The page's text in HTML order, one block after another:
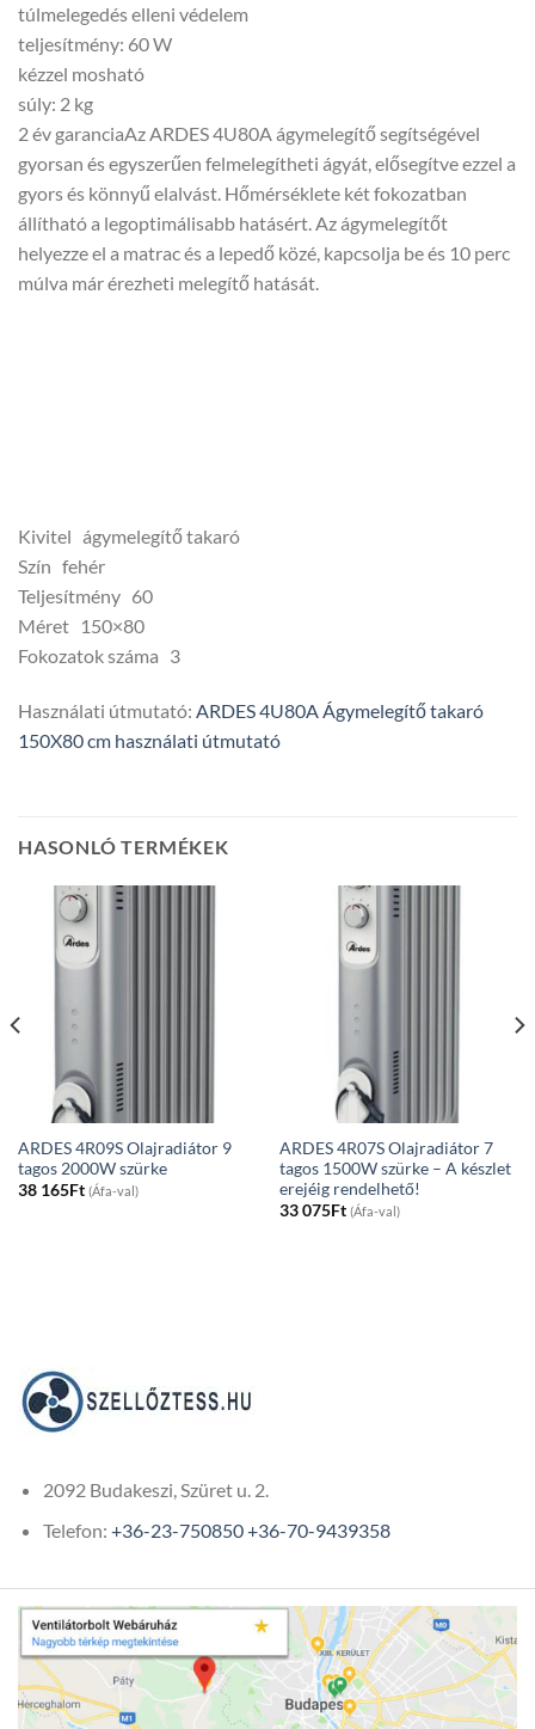
túlmelegedés elleni védelem
teljesítmény: 60 W
kézzel mosható
súly: 2 kg
2 év garanciaAz ARDES 4U80A ágymelegítő segítségével
gyorsan és egyszerűen felmelegítheti ágyát, elősegítve ezzel a
gyors és könnyű elalvást. Hőmérséklete két fokozatban
állítható a legoptimálisabb hatásért. Az ágymelegítőt
helyezze el a matrac és a lepedő közé, kapcsolja be és 10 perc
múlva már érezheti melegítő hatását.
Kivitel ágymelegítő takaró
Szín fehér
Teljesítmény 60
Méret 150×80
Fokozatok száma 3
Használati útmutató: ARDES 4U80A Ágymelegítő takaró
150X80 cm használati útmutató
HASONLÓ TERMÉKEK
ARDES 4R09S Olajradiátor 9
tagos 2000W szürke
38 165Ft (Áfa-val)
ARDES 4R07S Olajradiátor 7
tagos 1500W szürke – A készlet
erejéig rendelhető!
33 075Ft (Áfa-val)
2092 Budakeszi, Szüret u. 2.
Telefon: +36-23-750850+36-70-9439358